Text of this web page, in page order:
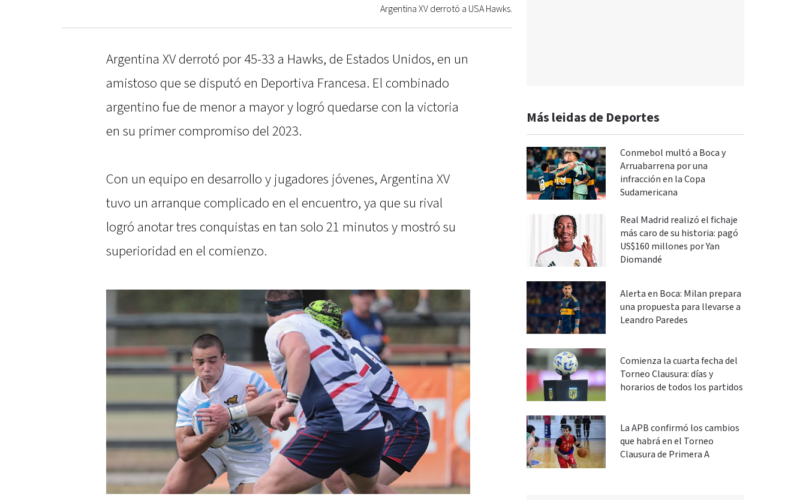
Argentina XV derrotó a USA Hawks.
Argentina XV derrotó por 45-33 a Hawks, de Estados Unidos, en un
amistoso que se disputó en Deportiva Francesa. El combinado
argentino fue de menor a mayor y logró quedarse con la victoria
en su primer compromiso del 2023.
Con un equipo en desarrollo y jugadores jóvenes, Argentina XV
tuvo un arranque complicado en el encuentro, ya que su rival
logró anotar tres conquistas en tan solo 21 minutos y mostró su
superioridad en el comienzo.
Más leidas de Deportes
Conmebol multó a Boca y
Arruabarrena por una
infracción en la Copa
Sudamericana
Real Madrid realizó el fichaje
más caro de su historia: pagó
US$160 millones por Yan
Diomandé
Alerta en Boca: Milan prepara
una propuesta para llevarse a
Leandro Paredes
Comienza la cuarta fecha del
Torneo Clausura: días y
horarios de todos los partidos
La APB confirmó los cambios
que habrá en el Torneo
Clausura de Primera A